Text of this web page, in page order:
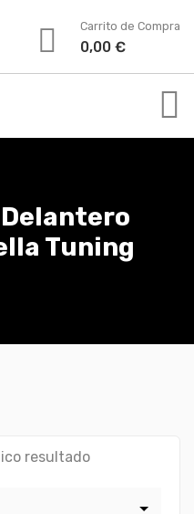
Carrito de Compra
0,00 €
Tuning
resultado